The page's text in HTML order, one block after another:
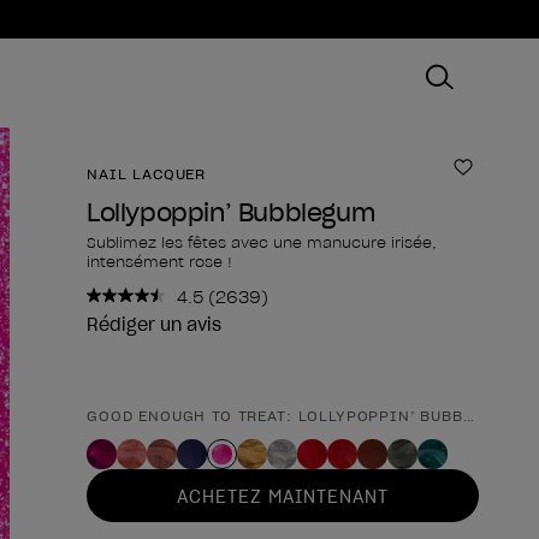
NAIL LACQUER
Lollypoppin’ Bubblegum
Sublimez les fêtes avec une manucure irisée,
intensément rose !
4.5 Lire
2639
même
page.
(2639)
Rédiger un avis
Forme du produit
GOOD ENOUGH TO TREAT: LOLLYPOPPIN’ BUBBLEGUM
ACHETEZ MAINTENANT